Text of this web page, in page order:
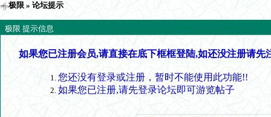
极限 » 论坛提示
极限 提示信息
如果您已注册会员,请直接在底下框框登陆,如还没注册请先
您还没有登录或注册，暂时不能使用此功能!!
如果您已注册,请先登录论坛即可游览帖子